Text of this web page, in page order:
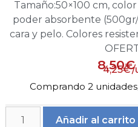
Tamaño:50×100 cm,
poder absorbente (500gr/
cara y pelo. Colores
8,50€
4,25€/
Comprando 2
Añadir al carrito